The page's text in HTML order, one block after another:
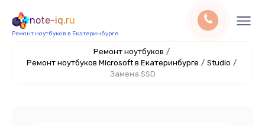
note-iq.ru
Ремонт ноутбуков в Екатеринбурге
Ремонт ноутбуков /
Ремонт ноутбуков Microsoft в Екатеринбурге / Studio /
Замена SSD